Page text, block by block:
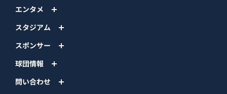
エンタメ
スタジアム
スポンサー
球団情報
問い合わせ